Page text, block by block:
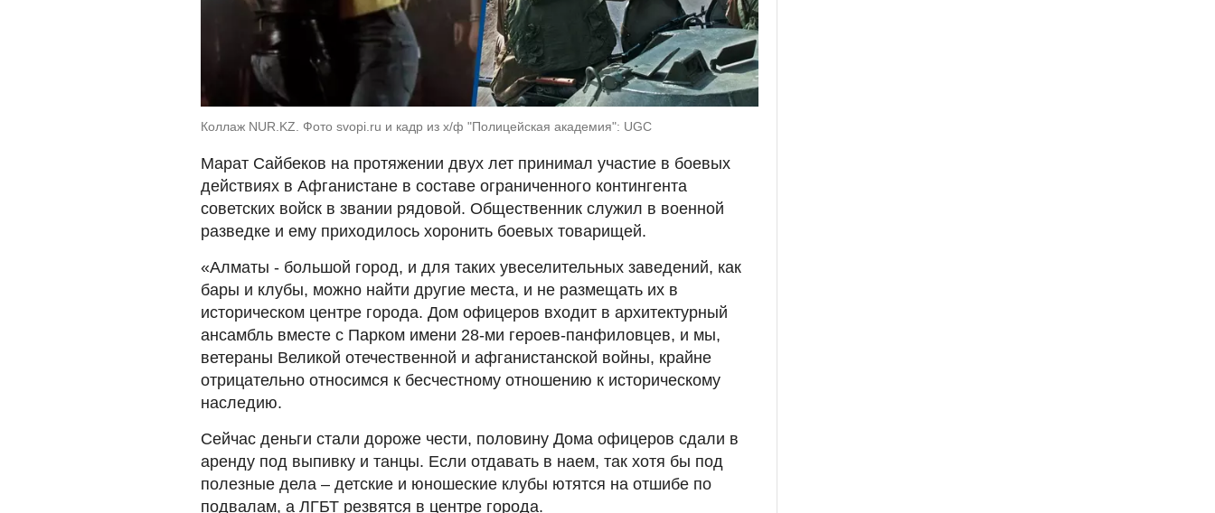
Коллаж NUR.KZ. Фото svopi.ru и кадр из х/ф "Полицейская академия": UGC
Марат Сайбеков на протяжении двух лет принимал участие в боевых
действиях в Афганистане в составе ограниченного контингента
советских войск в звании рядовой. Общественник служил в военной
разведке и ему приходилось хоронить боевых товарищей.
«Алматы - большой город, и для таких увеселительных заведений, как
бары и клубы, можно найти другие места, и не размещать их в
историческом центре города. Дом офицеров входит в архитектурный
ансамбль вместе с Парком имени 28-ми героев-панфиловцев, и мы,
ветераны Великой отечественной и афганистанской войны, крайне
отрицательно относимся к бесчестному отношению к историческому
наследию.
Сейчас деньги стали дороже чести, половину Дома офицеров сдали в
аренду под выпивку и танцы. Если отдавать в наем, так хотя бы под
полезные дела – детские и юношеские клубы ютятся на отшибе по
подвалам, а ЛГБТ резвятся в центре города.